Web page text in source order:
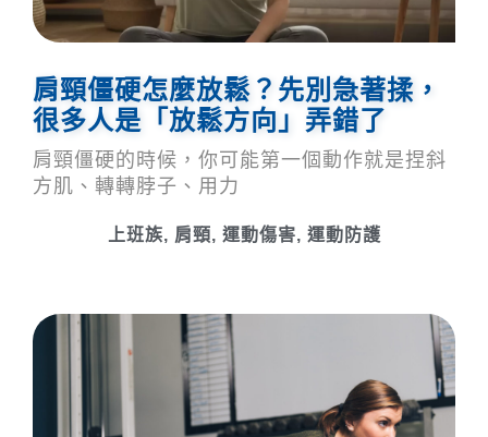
肩頸僵硬怎麼放鬆？先別急著揉，
很多人是「放鬆方向」弄錯了
肩頸僵硬的時候，你可能第一個動作就是捏斜
方肌、轉轉脖子、用力
上班族, 肩頸, 運動傷害, 運動防護